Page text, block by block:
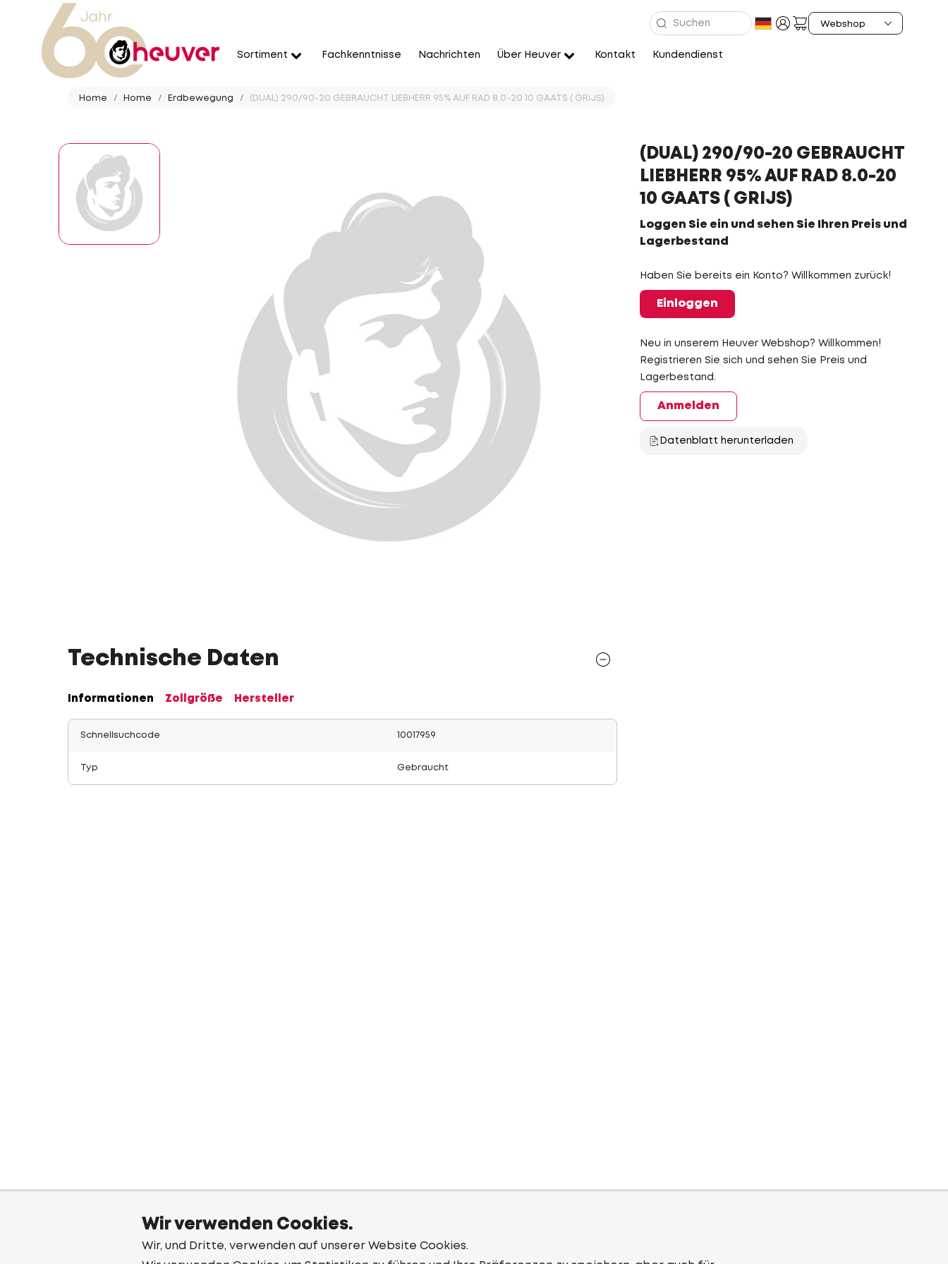
Sortiment Fachkenntnisse Nachrichten Über Heuver Kontakt Kundendienst
Home Home Erdbewegung (DUAL) 290/90-20 GEBRAUCHT LIEBHERR 95% AUF RAD 8.0-20 10 GAATS ( GRIJS)
(DUAL) 290/90-20 GEBRAUCHT
LIEBHERR 95% AUF RAD 8.0-20
10 GAATS ( GRIJS)
Loggen Sie ein und sehen Sie Ihren Preis und
Lagerbestand
Haben Sie bereits ein Konto? Willkommen zurück!
Einloggen
Neu in unserem Heuver Webshop? Willkommen!
Registrieren Sie sich und sehen Sie Preis und
Lagerbestand.
Anmelden
Datenblatt herunterladen
Technische Daten
Informationen Zollgröße Hersteller
Schnellsuchcode 10017959
Typ Gebraucht
Wir verwenden Cookies.
Wir, und Dritte, verwenden auf unserer Website Cookies.